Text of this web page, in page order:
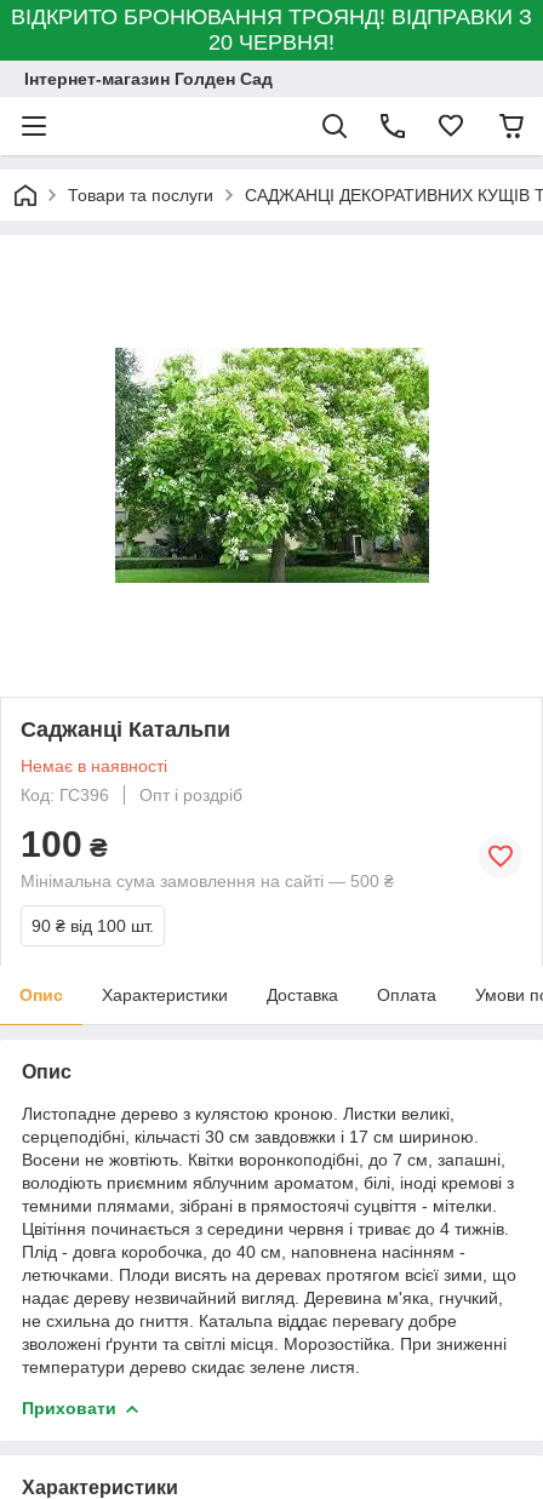
ВІДКРИТО БРОНЮВАННЯ ТРОЯНД! ВІДПРАВКИ З
20 ЧЕРВНЯ!
Інтернет-магазин Голден Сад
Товари та послуги САДЖАНЦІ ДЕКОРАТИВНИХ КУЩІВ
Саджанці Катальпи
Немає в наявності
Код: ГС396
Опт і роздріб
100 ₴
Мінімальна сума замовлення на сайті — 500 ₴
90 ₴ від 100 шт.
Опис Характеристики Доставка Оплата Умови
Опис
Листопадне дерево з кулястою кроною. Листки великі,
серцеподібні, кільчасті 30 см завдовжки і 17 см шириною.
Восени не жовтіють. Квітки воронкоподібні, до 7 см, запашні,
володіють приємним яблучним ароматом, білі, іноді кремові з
темними плямами, зібрані в прямостоячі суцвіття - мітелки.
Цвітіння починається з середини червня і триває до 4 тижнів.
Плід - довга коробочка, до 40 см, наповнена насінням -
летючками. Плоди висять на деревах протягом всієї зими, що
надає дереву незвичайний вигляд. Деревина м'яка, гнучкий,
не схильна до гниття. Катальпа віддає перевагу добре
зволожені ґрунти та світлі місця. Морозостійка. При зниженні
температури дерево скидає зелене листя.
Приховати
Характеристики